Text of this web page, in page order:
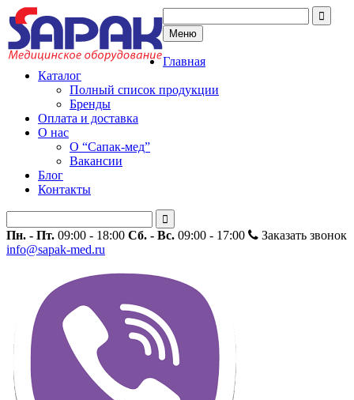
Меню
Главная
Каталог
Полный список продукции
Бренды
Оплата и доставка
О нас
О “Сапак-мед”
Вакансии
Блог
Контакты
Пн. - Пт. 09:00 - 18:00 Сб. - Вс. 09:00 - 17:00
Заказать звонок
info@sapak-med.ru